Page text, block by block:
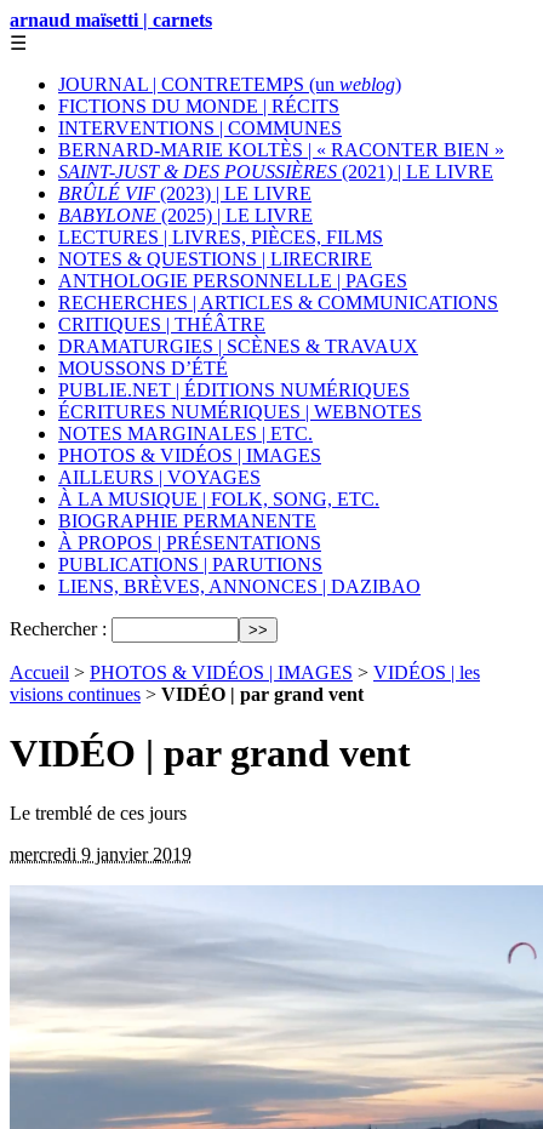
arnaud maïsetti | carnets
☰
JOURNAL | CONTRETEMPS (un weblog)
FICTIONS DU MONDE | RÉCITS
INTERVENTIONS | COMMUNES
BERNARD-MARIE KOLTÈS | « RACONTER BIEN »
SAINT-JUST & DES POUSSIÈRES (2021) | LE LIVRE
BRÛLÉ VIF (2023) | LE LIVRE
BABYLONE (2025) | LE LIVRE
LECTURES | LIVRES, PIÈCES, FILMS
NOTES & QUESTIONS | LIRECRIRE
ANTHOLOGIE PERSONNELLE | PAGES
RECHERCHES | ARTICLES & COMMUNICATIONS
CRITIQUES | THÉÂTRE
DRAMATURGIES | SCÈNES & TRAVAUX
MOUSSONS D’ÉTÉ
PUBLIE.NET | ÉDITIONS NUMÉRIQUES
ÉCRITURES NUMÉRIQUES | WEBNOTES
NOTES MARGINALES | ETC.
PHOTOS & VIDÉOS | IMAGES
AILLEURS | VOYAGES
À LA MUSIQUE | FOLK, SONG, ETC.
BIOGRAPHIE PERMANENTE
À PROPOS | PRÉSENTATIONS
PUBLICATIONS | PARUTIONS
LIENS, BRÈVES, ANNONCES | DAZIBAO
Rechercher :
Accueil > PHOTOS & VIDÉOS | IMAGES > VIDÉOS | les
visions continues > VIDÉO | par grand vent
VIDÉO | par grand vent
Le tremblé de ces jours
mercredi 9 janvier 2019